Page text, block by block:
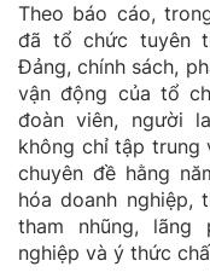
Theo báo cáo,
đã tổ chức tuyên
Đảng, chính sách,
vận động của tổ
đoàn viên, người
không chỉ tập trung
chuyên đề hằng
hóa doanh nghiệp,
tham nhũng,
nghiệp và ý thức